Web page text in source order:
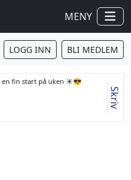
MENY
LOGG INN BLI MEDLEM
en fin start på uken ☀️😎
Skriv